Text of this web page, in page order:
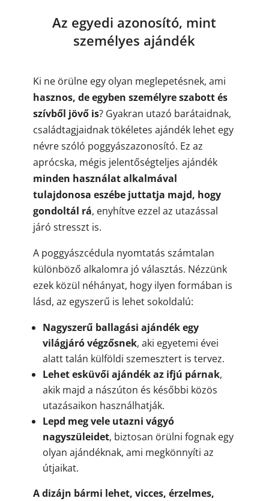
Az egyedi azonosító, mint
személyes ajándék
Ki ne örülne egy olyan meglepetésnek, ami
hasznos, de egyben személyre szabott és
szívből jövő is? Gyakran utazó barátaidnak,
családtagjaidnak tökéletes ajándék lehet egy
névre szóló poggyászazonosító. Ez az
aprócska, mégis jelentőségteljes ajándék
minden használat alkalmával
tulajdonosa eszébe juttatja majd, hogy
gondoltál rá, enyhítve ezzel az utazással
járó stresszt is.
A poggyászcédula nyomtatás számtalan
különböző alkalomra jó választás. Nézzünk
ezek közül néhányat, hogy ilyen formában is
lásd, az egyszerű is lehet sokoldalú:
Nagyszerű ballagási ajándék egy
világjáró végzősnek, aki egyetemi évei
alatt talán külföldi szemesztert is tervez.
Lehet esküvői ajándék az ifjú párnak,
akik majd a nászúton és későbbi közös
utazásaikon használhatják.
Lepd meg vele utazni vágyó
nagyszüleidet, biztosan örülni fognak egy
olyan ajándéknak, ami megkönnyíti az
útjaikat.
A dizájn bármi lehet, vicces, érzelmes,